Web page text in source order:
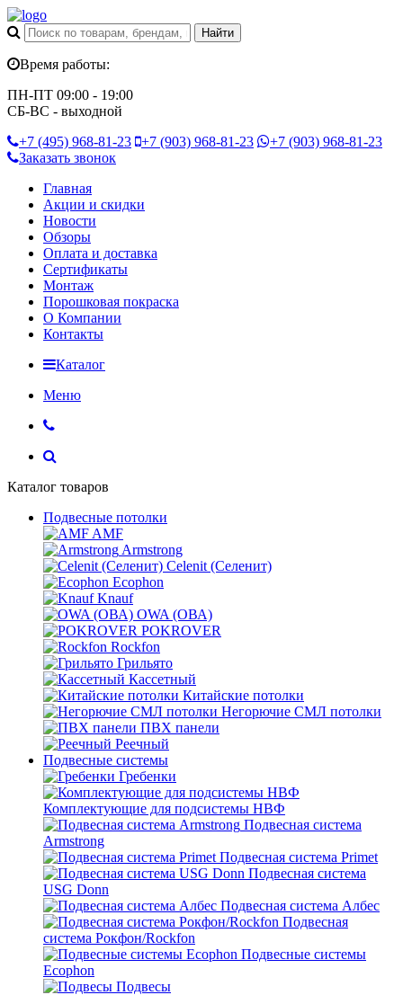
Время работы:
ПН-ПТ 09:00 - 19:00
СБ-ВС - выходной
+7 (495) 968-81-23 +7 (903) 968-81-23 +7 (903) 968-81-23
Заказать звонок
Главная
Акции и скидки
Новости
Обзоры
Оплата и доставка
Сертификаты
Монтаж
Порошковая покраска
О Компании
Контакты
Каталог
Меню
Каталог товаров
Подвесные потолки
AMF
Armstrong
Celenit (Селенит)
Ecophon
Knauf
OWA (ОВА)
POKROVER
Rockfon
Грильято
Кассетный
Китайские потолки
Негорючие СМЛ потолки
ПВХ панели
Реечный
Подвесные системы
Гребенки
Комплектующие для подсистемы НВФ
Подвесная система
Armstrong
Подвесная система Primet
Подвесная система
USG Donn
Подвесная система Албес
Подвесная
система Рокфон/Rockfon
Подвесные системы
Ecophon
Подвесы